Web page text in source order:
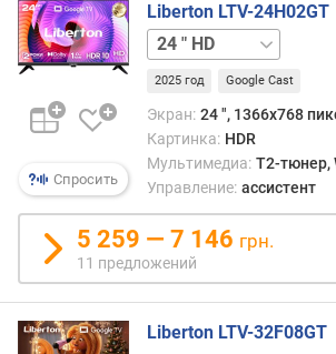
п
о
п
о
п
я
р
н
о
с
т
и
Спросить
Liberton LTV-24H02GT
40 "
FHD43 "
FHD
2025 год Google Cast
Экран: 24 ", 1366x768
Картинка: HDR
Мультимедиа: T2-тюнер,
Управление: ассистент
5 259 — 7 146 грн.
11 предложений
Liberton LTV-32F08GT